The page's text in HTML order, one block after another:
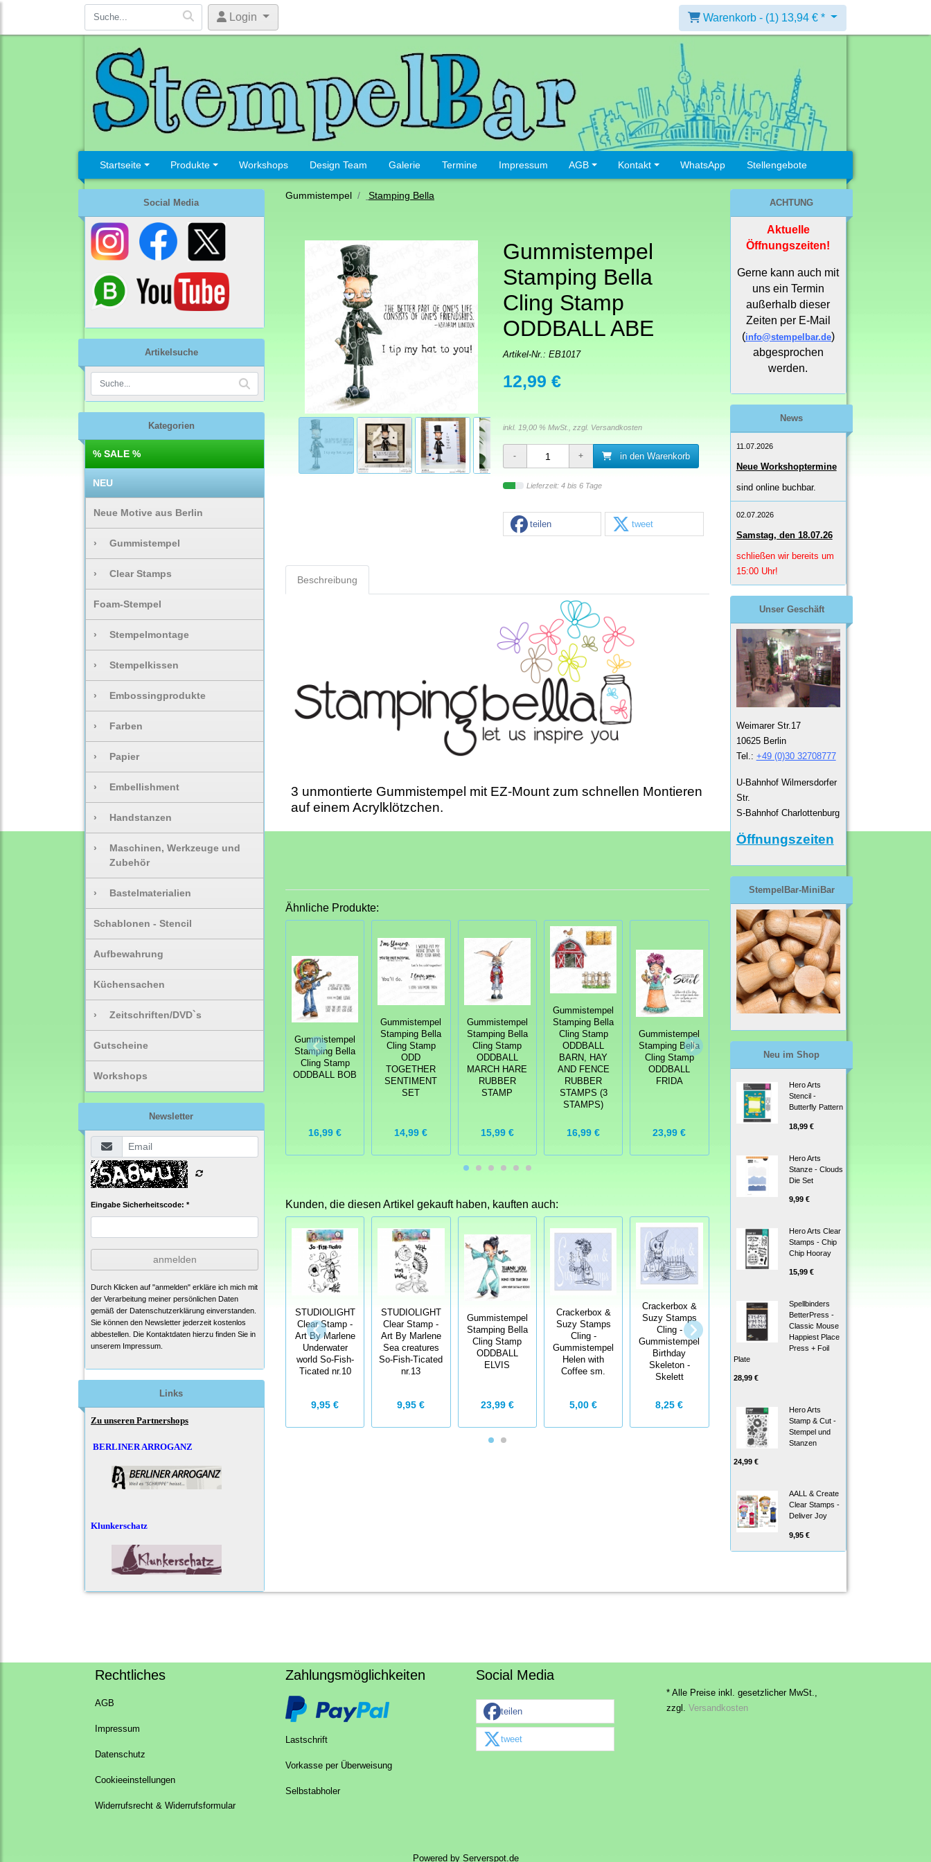
Login Warenkorb - (1) 13,94 € *
Startseite Produkte Workshops Design Team Galerie Termine Impressum AGB Kontakt WhatsApp Stellengebote
Social Media
Artikelsuche
Kategorien
% SALE %
NEU
Neue Motive aus Berlin
› Gummistempel
› Clear Stamps
Foam-Stempel
› Stempelmontage
› Stempelkissen
› Embossingprodukte
› Farben
› Papier
› Embellishment
› Handstanzen
›
Maschinen, Werkzeuge und
Zubehör
› Bastelmaterialien
Schablonen - Stencil
Aufbewahrung
Küchensachen
› Zeitschriften/DVD`s
Gutscheine
Workshops
Newsletter
Eingabe Sicherheitscode: *
anmelden
Durch Klicken auf "anmelden" erkläre ich mich mit
der Verarbeitung meiner persönlichen Daten
gemäß der Datenschutzerklärung einverstanden.
Sie können den Newsletter jederzeit kostenlos
abbestellen. Die Kontaktdaten hierzu finden Sie in
unserem Impressum.
Links
Zu unseren Partnershops
BERLINER ARROGANZ
Klunkerschatz
Gummistempel Stamping Bella
Gummistempel
Stamping Bella
Cling Stamp
ODDBALL ABE
Artikel-Nr.: EB1017
12,99 €
inkl. 19,00 % MwSt., zzgl. Versandkosten
in den Warenkorb
Lieferzeit: 4 bis 6 Tage
teilen tweet
Beschreibung
3 unmontierte Gummistempel mit EZ-Mount zum schnellen Montieren
auf einem Acrylklötzchen.
Ähnliche Produkte:
Gummistempel
Stamping Bella
Cling Stamp
ODDBALL BOB
16,99 €
Gummistempel
Stamping Bella
Cling Stamp
ODD
TOGETHER
SENTIMENT
SET
14,99 €
Gummistempel
Stamping Bella
Cling Stamp
ODDBALL
MARCH HARE
RUBBER
STAMP
15,99 €
Gummistempel
Stamping Bella
Cling Stamp
ODDBALL
BARN, HAY
AND FENCE
RUBBER
STAMPS (3
STAMPS)
16,99 €
Gummistempel
Stamping Bella
Cling Stamp
ODDBALL
FRIDA
23,99 €
Stamping Bella
ODDBALL
REINDEER
STAMP
Gummistempel
Stamping Bella
Cling Stamp OH
DI'INT RUBBER
Kunden, die diesen Artikel gekauft haben, kauften auch:
STUDIOLIGHT
Clear Stamp -
Art By Marlene
Underwater
world So-Fish-
Ticated nr.10
9,95 €
STUDIOLIGHT
Clear Stamp -
Art By Marlene
Sea creatures
So-Fish-Ticated
nr.13
9,95 €
Gummistempel
Stamping Bella
Cling Stamp
ODDBALL
ELVIS
23,99 €
Crackerbox &
Suzy Stamps
Cling -
Gummistempel
Helen with
Coffee sm.
5,00 €
Crackerbox &
Suzy Stamps
Cling -
Gummistempel
Birthday
Skeleton -
Skelett
8,25 €
StempelBar
Stempelgummi
Küss mich
ACHTUNG
Aktuelle
Öffnungszeiten!
Gerne kann auch mit
uns ein Termin
außerhalb dieser
Zeiten per E-Mail
(info@stempelbar.de)
abgesprochen
werden.
News
11.07.2026
Neue Workshoptermine
sind online buchbar.
02.07.2026
Samstag, den 18.07.26
schließen wir bereits um
15:00 Uhr!
Unser Geschäft
Weimarer Str.17
10625 Berlin
Tel.: +49 (0)30 32708777
U-Bahnhof Wilmersdorfer
Str.
S-Bahnhof Charlottenburg
Öffnungszeiten
StempelBar-MiniBar
Neu im Shop
Hero Arts
Stencil -
Butterfly Pattern
18,99 €
Hero Arts
Stanze - Clouds
Die Set
9,99 €
Hero Arts Clear
Stamps - Chip
Chip Hooray
15,99 €
Spellbinders
BetterPress -
Classic Mouse
Happiest Place
Press + Foil
Plate
28,99 €
Hero Arts
Stamp & Cut -
Stempel und
Stanzen
24,99 €
AALL & Create
Clear Stamps -
Deliver Joy
9,95 €
Rechtliches
AGB
Impressum
Datenschutz
Cookieeinstellungen
Widerrufsrecht & Widerrufsformular
Zahlungsmöglichkeiten
Lastschrift
Vorkasse per Überweisung
Selbstabholer
Social Media
teilen
tweet
* Alle Preise inkl. gesetzlicher MwSt.,
zzgl. Versandkosten
Powered by Serverspot.de